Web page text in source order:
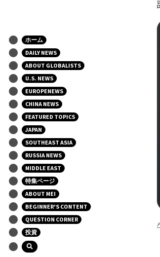
ホーム
DAILY NEWS
ABOUT GLOBALISTS
U.S. NEWS
EUROPENEWS
CHINA NEWS
FEATURED TOPICS
JAPAN
SOUTHEAST ASIA
RUSSIA NEWS
MIDDLE EAST
特集ページ
ABOUT MEI
BEGINNER'S CONTENT
QUESTION CORNER
投資